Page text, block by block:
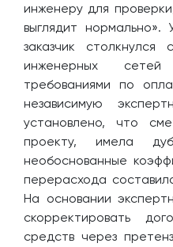
инженеру для
выглядит
заказчик столкнулся
инженерных
требованиями по
независимую
установлено, что
проекту, имела
необоснованные
перерасхода
На основании
скорректировать
средств через